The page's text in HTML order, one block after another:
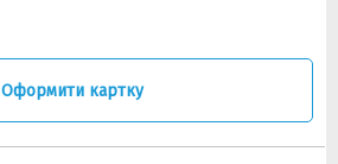
Оформити картку